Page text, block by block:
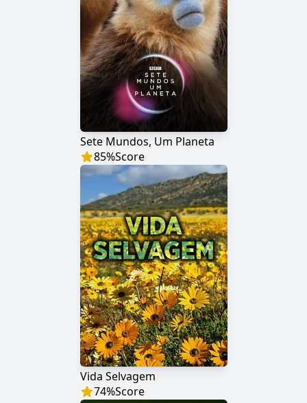
Sete Mundos, Um Planeta
85%Score
Vida Selvagem
74%Score